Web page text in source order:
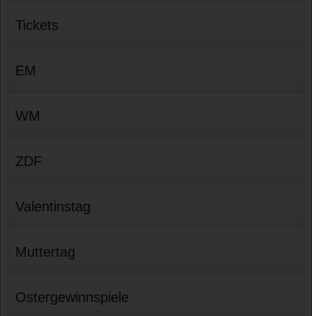
Tickets
EM
WM
ZDF
Valentinstag
Muttertag
Ostergewinnspiele